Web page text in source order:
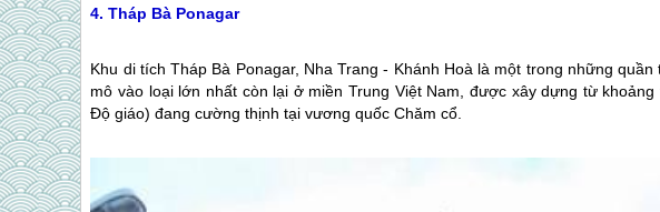
4. Tháp Bà Ponagar
Khu di tích Tháp Bà Ponagar, Nha Trang - Khánh Hoà là một trong những
mô vào loại lớn nhất còn lại ở miền Trung Việt Nam, được xây dựng từ
Độ giáo) đang cường thịnh tại vương quốc Chăm cổ.